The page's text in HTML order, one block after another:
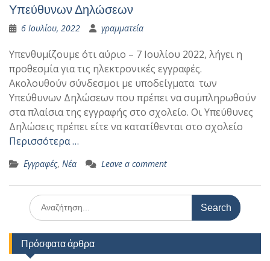
Υπεύθυνων Δηλώσεων
6 Ιουλίου, 2022 γραμματεία
Υπενθυμίζουμε ότι αύριο – 7 Ιουλίου 2022, λήγει η
προθεσμία για τις ηλεκτρονικές εγγραφές.
Ακολουθούν σύνδεσμοι με υποδείγματα των
Υπεύθυνων Δηλώσεων που πρέπει να συμπληρωθούν
στα πλαίσια της εγγραφής στο σχολείο. Οι Υπεύθυνες
Δηλώσεις πρέπει είτε να κατατίθενται στο σχολείο
Περισσότερα …
Εγγραφές, Νέα Leave a comment
Search
for:
Πρόσφατα άρθρα